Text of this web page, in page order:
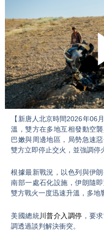
【新唐人北京時間2026年06
溫，雙方在多地互相發動空
巴嫩與周邊地區，局勢急速
雙方立即停止交火，並強調停
根據最新戰況，以色列與伊
南部一處石化設施，伊朗隨
雙方戰火一度迅速升溫，多地
美國總統川普介入調停 ，要
調透過談判解決衝突。